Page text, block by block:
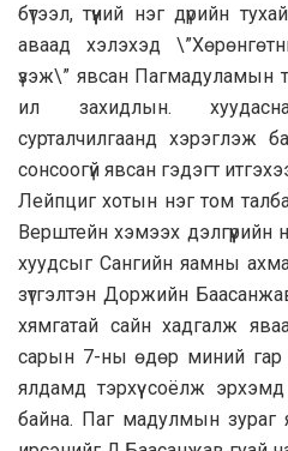
бүтээл, түүний нэг дүрийн
аваад хэлэхэд
үзэж\” явсан Пагмадуламын
ил захидлын.
сурталчилгаанд хэрэглэж
сонсоогүй явсан гэдэгт
Лейпциг хотын нэг том
Верштейн хэмээх дэлгүүрийн
хуудсыг Сангийн яамны
зүтгэлтэн Доржийн
хямгатай сайн хадгалж
сарын 7-ны өдөр миний гар
ялдамд тэрхүү соёлж
байна. Паг мадулмын зураг